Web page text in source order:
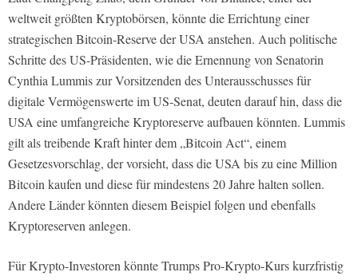
weltweit größten Kryptobörsen, könnte die Errichtung einer
strategischen Bitcoin-Reserve der USA anstehen. Auch politische
Schritte des US-Präsidenten, wie die Ernennung von Senatorin
Cynthia Lummis zur Vorsitzenden des Unterausschusses für
digitale Vermögenswerte im US-Senat, deuten darauf hin, dass die
USA eine umfangreiche Kryptoreserve aufbauen könnten. Lummis
gilt als treibende Kraft hinter dem „Bitcoin Act“, einem
Gesetzesvorschlag, der vorsieht, dass die USA bis zu eine Million
Bitcoin kaufen und diese für mindestens 20 Jahre halten sollen.
Andere Länder könnten diesem Beispiel folgen und ebenfalls
Kryptoreserven anlegen.
Für Krypto-Investoren könnte Trumps Pro-Krypto-Kurs kurzfristig